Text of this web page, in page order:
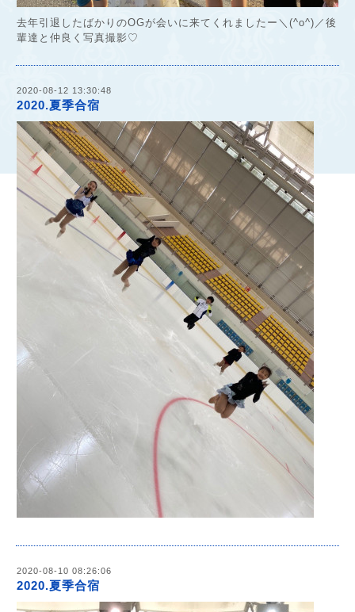
去年引退したばかりのOGが会いに来てくれましたー＼(^o^)／後
輩達と仲良く写真撮影♡
2020-08-12 13:30:48
2020.夏季合宿
2020-08-10 08:26:06
2020.夏季合宿